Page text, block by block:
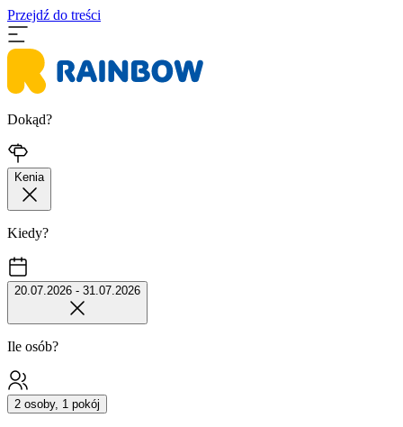
Przejdź do treści
Dokąd?
Kenia
Kiedy?
20.07.2026 - 31.07.2026
Ile osób?
2 osoby, 1 pokój